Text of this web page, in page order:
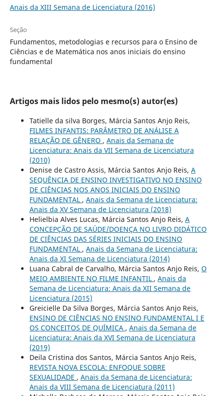
Anais da XIII Semana de Licenciatura (2016)
Seção
Fundamentos, metodologias e recursos para o Ensino de
Ciências e de Matemática nos anos iniciais do ensino
fundamental
Artigos mais lidos pelo mesmo(s) autor(es)
Tatielle da silva Borges, Márcia Santos Anjo Reis,
FILMES INFANTIS: PARÂMETRO DE ANÁLISE A
RELAÇÃO DE GÊNERO , Anais da Semana de
Licenciatura: Anais da VII Semana de Licenciatura
(2010)
Denise de Castro Assis, Márcia Santos Anjo Reis, A
SEQUÊNCIA DE ENSINO INVESTIGATIVO NO ENSINO
DE CIÊNCIAS NOS ANOS INICIAIS DO ENSINO
FUNDAMENTAL , Anais da Semana de Licenciatura:
Anais da XV Semana de Licenciatura (2018)
Helielbia Alves Lucas, Márcia Santos Anjo Reis, A
CONCEPÇÃO DE SAÚDE/DOENÇA NO LIVRO DIDÁTICO
DE CIÊNCIAS DAS SÉRIES INICIAIS DO ENSINO
FUNDAMENTAL , Anais da Semana de Licenciatura:
Anais da XI Semana de Licenciatura (2014)
Luana Cabral de Carvalho, Márcia Santos Anjo Reis, O
MEIO AMBIENTE NO FILME INFANTIL , Anais da
Semana de Licenciatura: Anais da XII Semana de
Licenciatura (2015)
Greicielle Da Silva Borges, Márcia Santos Anjo Reis,
ENSINO DE CIÊNCIAS NO ENSINO FUNDAMENTAL I E
OS CONCEITOS DE QUÍMICA , Anais da Semana de
Licenciatura: Anais da XVI Semana de Licenciatura
(2019)
Deila Cristina dos Santos, Márcia Santos Anjo Reis,
REVISTA NOVA ESCOLA: ENFOQUE SOBRE
SEXUALIDADE , Anais da Semana de Licenciatura:
Anais da VIII Semana de Licenciatura (2011)